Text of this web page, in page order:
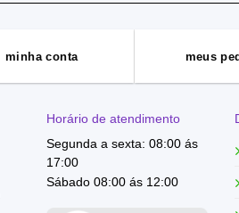
minha conta meus
Horário de atendimento
Segunda a sexta: 08:00 ás
17:00
Sábado 08:00 ás 12:00